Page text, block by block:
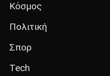
Κόσμος
Πολιτική
Σπορ
Tech